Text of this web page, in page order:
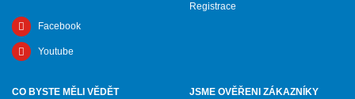
Facebook
Youtube
Registrace
CO BYSTE MĚLI VĚDĚT JSME OVĚŘENI ZÁKAZNÍKY